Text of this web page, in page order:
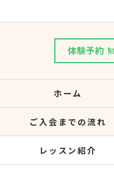
体験予約！
ホーム
ご入会までの流れ
レッスン紹介